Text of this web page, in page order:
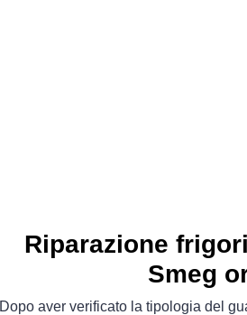
Riparazione
Smeg
Dopo aver verificato la tipologia del